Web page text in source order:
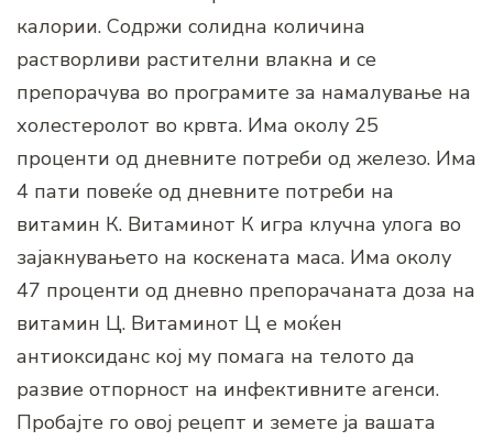
калории. Содржи солидна количина
растворливи растителни влакна и се
препорачува во програмите за намалување на
холестеролот во крвта. Има околу 25
проценти од дневните потреби од железо. Има
4 пати повеќе од дневните потреби на
витамин К. Витаминот К игра клучна улога во
зајакнувањето на коскената маса. Има околу
47 проценти од дневно препорачаната доза на
витамин Ц. Витаминот Ц е моќен
антиоксиданс кој му помага на телото да
развие отпорност на инфективните агенси.
Пробајте го овој рецепт и земете ја вашата